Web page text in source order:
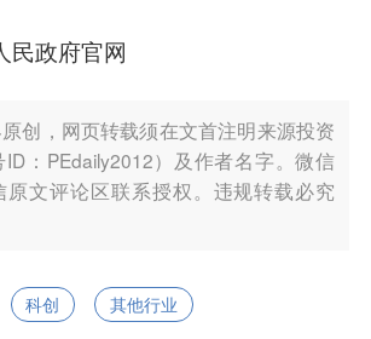
民政府官网
原创，网页转载须在文首注明来源投资
：PEdaily2012）及作者名字。微信
原文评论区联系授权。违规转载必究
科创 其他行业